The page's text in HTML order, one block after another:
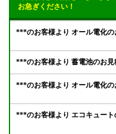
お急ぎください！